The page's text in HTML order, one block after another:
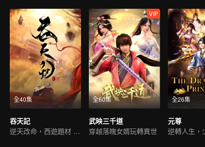
全40集
吞天記
逆天改命，西遊題材 ，古典仙俠
全60集
VIP
武映三千道
穿越落魄女婿玩轉異世
全26集
元尊